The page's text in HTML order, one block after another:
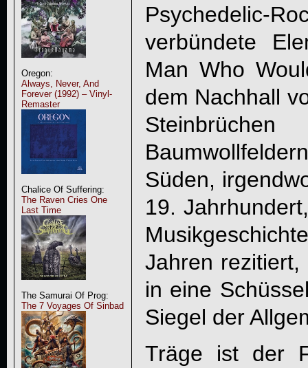
Oregon:
Always, Never, And
Forever (1992) – Vinyl-
Remaster
Chalice Of Suffering:
The Raven Cries One
Last Time
The Samurai Of Prog:
The 7 Voyages Of Sinbad
Psychedelic-
verbündete
Man Who
dem Nachhall
Süden,
19.
Jahren
in eine
Siegel der
Träge ist der